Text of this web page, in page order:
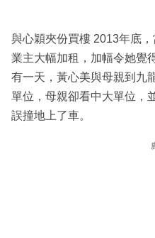
與心穎夾份買樓 2013年底
業主大幅加租，加幅令她覺
有一天，黃心美與母親到九
單位，母親卻看中大單位，
誤撞地上了車。